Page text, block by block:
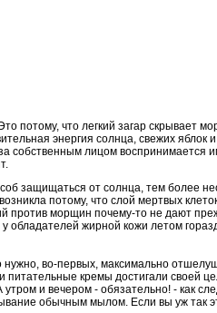
потому, что легкий загар скрывает
энергия солнца, свежих яблок
собственным лицом воспринимается
защищаться от солнца, тем более
потому, что слой мертвых
морщин почему-то не дают
обладателей жирной кожи летом
нужно, во-первых, максимально
кремы достигали своей
и вечером - обязательно! - как
обычным мылом. Если вы уж так